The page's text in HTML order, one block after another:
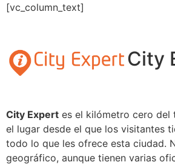
[vc_column_text]
City
City Expert es el kilómetro cero del
el lugar desde el que los visitantes
todo lo que les ofrece esta ciudad.
geográfico, aunque tienen varias